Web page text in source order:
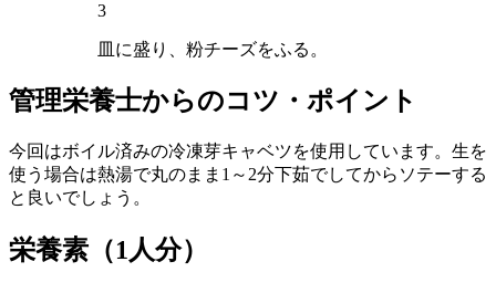
3
皿に盛り、粉チーズをふる。
管理栄養士からのコツ・ポイント
今回はボイル済みの冷凍芽キャベツを使用しています。生を
使う場合は熱湯で丸のまま1～2分下茹でしてからソテーする
と良いでしょう。
栄養素 （1人分）